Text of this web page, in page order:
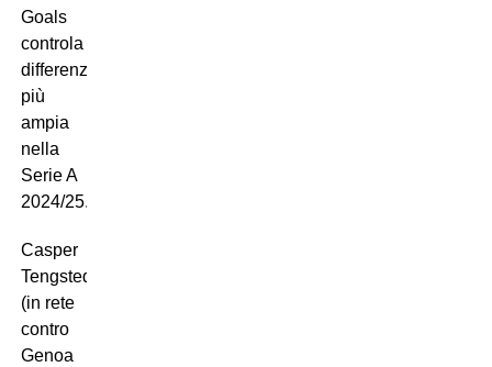
Goals
controla
differenza
più
ampia
nella
Serie A
2024/25.
Casper
Tengstedt
(in rete
contro
Genoa